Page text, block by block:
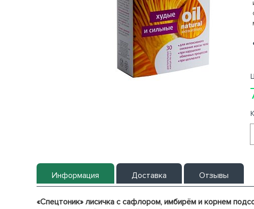
Информация Доставка Отзывы
«Спецтоник» лисичка с сафлором, имбирём и корнем